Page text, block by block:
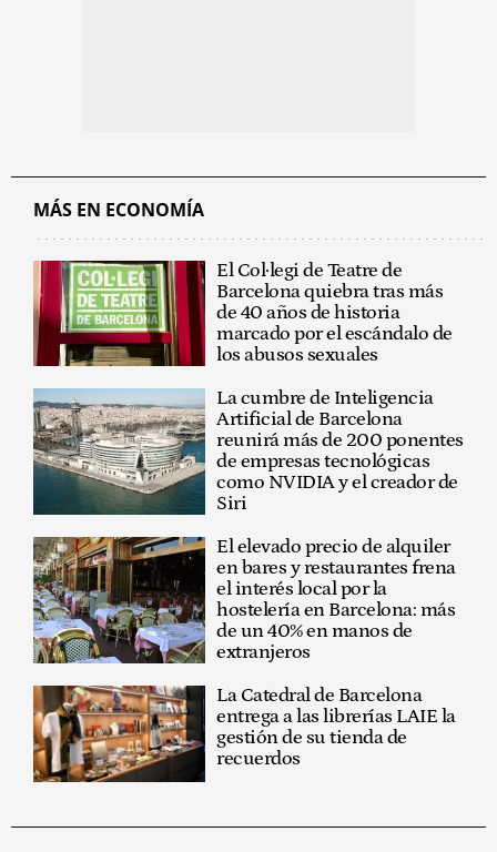
MÁS EN ECONOMÍA
El Col·legi de Teatre de
Barcelona quiebra tras más
de 40 años de historia
marcado por el escándalo de
los abusos sexuales
La cumbre de Inteligencia
Artificial de Barcelona
reunirá más de 200 ponentes
de empresas tecnológicas
como NVIDIA y el creador de
Siri
El elevado precio de alquiler
en bares y restaurantes frena
el interés local por la
hostelería en Barcelona: más
de un 40% en manos de
extranjeros
La Catedral de Barcelona
entrega a las librerías LAIE la
gestión de su tienda de
recuerdos